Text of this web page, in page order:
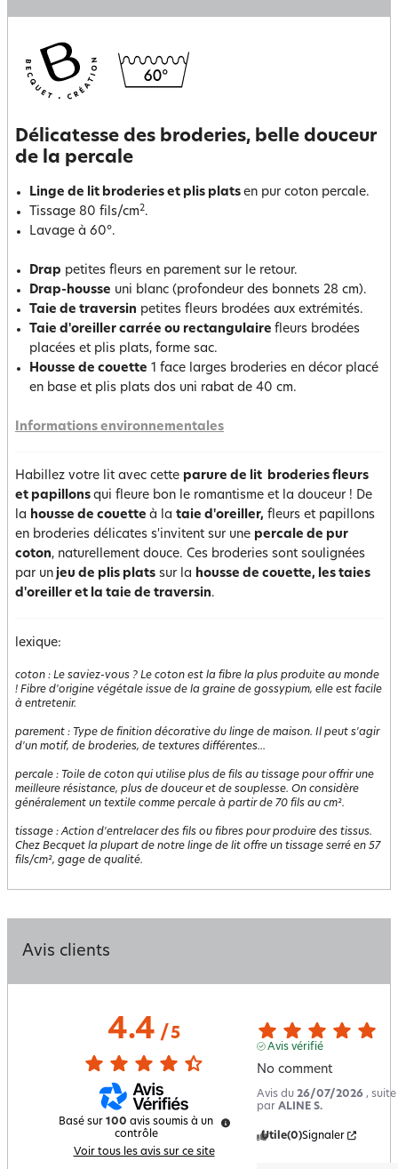
Délicatesse des broderies, belle douceur
de la percale
Linge de lit broderies et plis plats en pur coton percale.
Tissage 80 fils/cm2.
Lavage à 60°.
Drap petites fleurs en parement sur le retour.
Drap-housse uni blanc (profondeur des bonnets 28 cm).
Taie de traversin petites fleurs brodées aux extrémités.
Taie d'oreiller carrée ou rectangulaire fleurs brodées
placées et plis plats, forme sac.
Housse de couette 1 face larges broderies en décor placé
en base et plis plats dos uni rabat de 40 cm.
Informations environnementales
Habillez votre lit avec cette parure de lit broderies fleurs
et papillons qui fleure bon le romantisme et la douceur ! De
la housse de couette à la taie d'oreiller, fleurs et papillons
en broderies délicates s'invitent sur une percale de pur
coton, naturellement douce. Ces broderies sont soulignées
par un jeu de plis plats sur la housse de couette, les taies
d'oreiller et la taie de traversin.
lexique:
coton : Le saviez-vous ? Le coton est la fibre la plus produite au monde
! Fibre d'origine végétale issue de la graine de gossypium, elle est facile
à entretenir.
parement : Type de finition décorative du linge de maison. Il peut s'agir
d'un motif, de broderies, de textures différentes...
percale : Toile de coton qui utilise plus de fils au tissage pour offrir une
meilleure résistance, plus de douceur et de souplesse. On considère
généralement un textile comme percale à partir de 70 fils au cm².
tissage :Action d'entrelacer des fils ou fibres pour produire des tissus.
Chez Becquet la plupart de notre linge de lit offre un tissage serré en 57
fils/cm², gage de qualité.
Avis clients
4.4/ 5
Basé sur 100 avis soumis à un
contrôle
Voir tous les avis sur ce site
Avis vérifié
No comment
Avis du 26/07/2026 ,
par ALINE S.
Utile(0)Signaler